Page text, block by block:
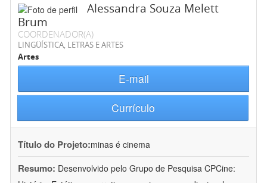
Alessandra Souza Melett
Brum
COORDENADOR(A)
LINGÜÍSTICA, LETRAS E ARTES
Artes
E-mail
Currículo
Título do Projeto:minas é cinema
Resumo: Desenvolvido pelo Grupo de Pesquisa CPCine: